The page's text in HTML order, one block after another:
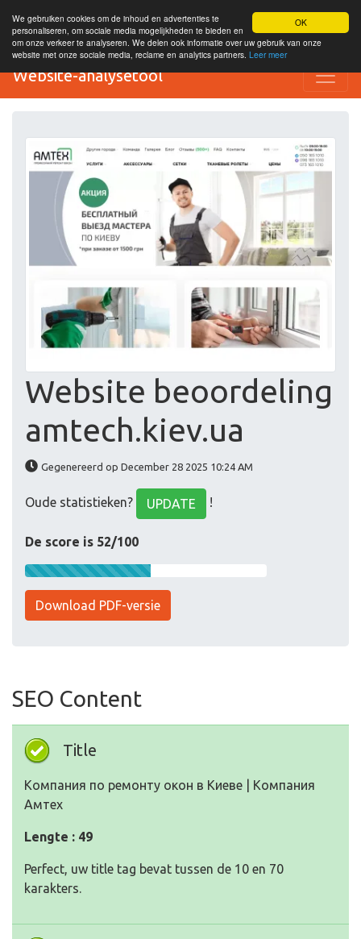
OK
We gebruiken cookies om de inhoud en advertenties te
personaliseren, om sociale media mogelijkheden te bieden en
om onze verkeer te analyseren. We delen ook informatie over uw gebruik van onze
website met onze sociale media, reclame en analytics partners. Leer meer
Website-analysetool
Website beoordeling
amtech.kiev.ua
Gegenereerd op December 28 2025 10:24 AM
Oude statistieken? UPDATE !
De score is 52/100
Download PDF-versie
SEO Content
Title
Компания по ремонту окон в Киеве | Компания
Амтех
Lengte : 49
Perfect, uw title tag bevat tussen de 10 en 70
karakters.